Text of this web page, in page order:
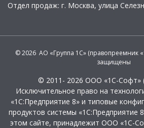
Отдел продаж: г. Москва, улица
© 2026 АО «Группа 1С» (правопреемник
защищены
© 2011- 2026 ООО «1С-Софт»
Исключительное право на
«1С:Предприятие 8» и типовые
продуктов системы «1С:Предприятие
этом сайте, принадлежит ООО «1С-